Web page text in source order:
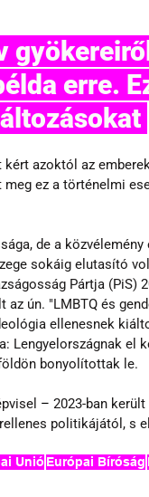
erre.
azoktól az
ez a történelmi
de a közvélemény
sokáig elutasító
Pártja (PiS)
ún. "LMBTQ és
ellenesnek
Lengyelországnak el
bonyolítottak le.
– 2023-ban
politikájától, s
Unió Európai Bíróság